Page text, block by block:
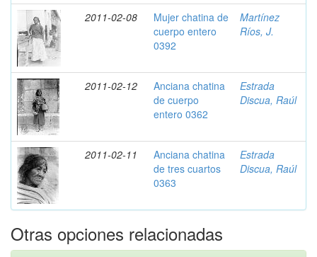
2011-02-08
Mujer chatina de
cuerpo entero
0392
Martínez
Ríos, J.
2011-02-12
Anciana chatina
de cuerpo
entero 0362
Estrada
Discua, Raúl
2011-02-11
Anciana chatina
de tres cuartos
0363
Estrada
Discua, Raúl
Otras opciones relacionadas